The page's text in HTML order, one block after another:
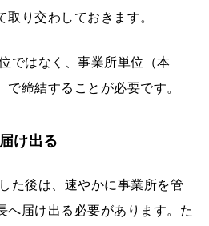
り交わしておきます。
ではなく、事業所単位（本
締結することが必要です。
け出る
た後は、速やかに事業所を管
へ届け出る必要があります。た